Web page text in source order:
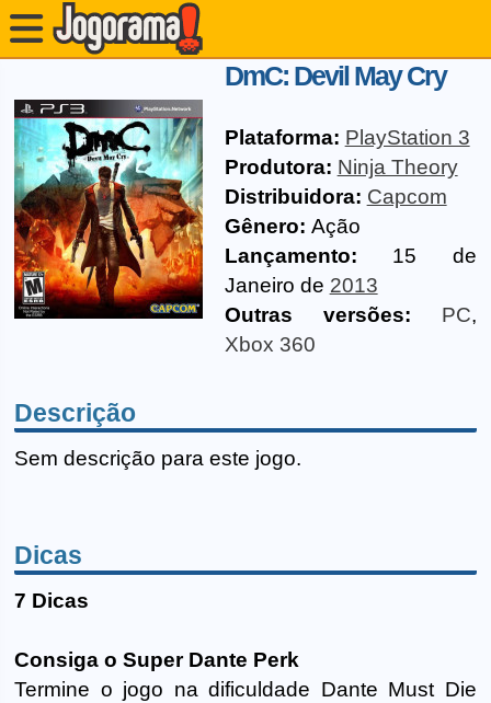
DmC: Devil May Cry
Plataforma: PlayStation 3
Produtora: Ninja Theory
Distribuidora: Capcom
Gênero: Ação
Lançamento: 15 de
Janeiro de 2013
Outras versões:
PC,
Xbox 360
Descrição
Sem descrição para este jogo.
Dicas
7 Dicas
Consiga o Super Dante Perk
Termine o jogo na dificuldade Dante Must Die